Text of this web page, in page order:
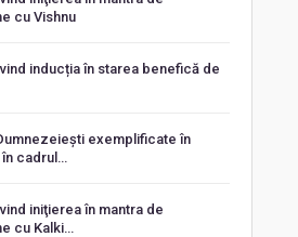
cu Vishnu
inducția în starea benefică de
exemplificate în
cadrul…
iniţierea în mantra de
cu Kalki…